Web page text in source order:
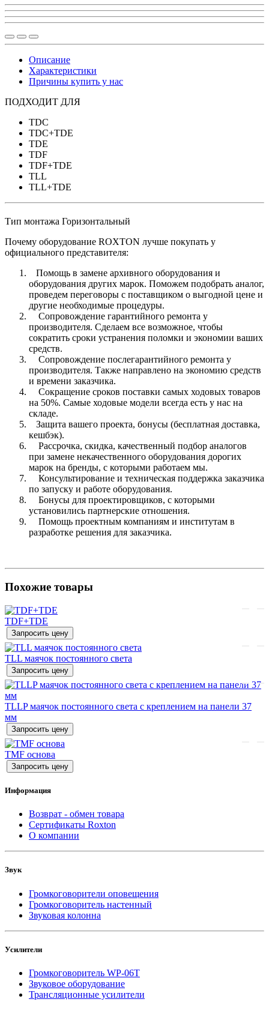
Описание
Характеристики
Причины купить у нас
ПОДХОДИТ ДЛЯ
TDC
TDC+TDE
TDE
TDF
TDF+TDE
TLL
TLL+TDE
Тип монтажа Горизонтальный
Почему оборудование ROXTON лучше покупать у
официального представителя:
Помощь в замене архивного оборудования и
оборудования других марок. Поможем подобрать аналог,
проведем переговоры с поставщиком о выгодной цене и
другие необходимые процедуры.
Сопровождение гарантийного ремонта у
производителя. Сделаем все возможное, чтобы
сократить сроки устранения поломки и экономии ваших
средств.
Сопровождение послегарантийного ремонта у
производителя. Также направлено на экономию средств
и времени заказчика.
Сокращение сроков поставки самых ходовых товаров
на 50%. Самые ходовые модели всегда есть у нас на
складе.
Защита вашего проекта, бонусы (бесплатная доставка,
кешбэк).
Рассрочка, скидка, качественный подбор аналогов
при замене некачественного оборудования дорогих
марок на бренды, с которыми работаем мы.
Консультирование и техническая поддержка заказчика
по запуску и работе оборудования.
Бонусы для проектировщиков, с которыми
установились партнерские отношения.
Помощь проектным компаниям и институтам в
разработке решения для заказчика.
Похожие товары
TDF+TDE
Запросить цену
TLL маячок постоянного света
Запросить цену
TLLP маячок постоянного света с креплением на панели 37
мм
Запросить цену
TMF основа
Запросить цену
Информация
Возврат - обмен товара
Сертификаты Roxton
О компании
Звук
Громкоговорители оповещения
Громкоговоритель настенный
Звуковая колонна
Усилители
Громкоговоритель WP-06T
Звуковое оборудование
Трансляционные усилители